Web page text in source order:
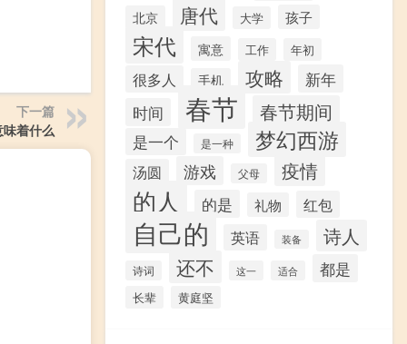
下一篇
着什么
北京 唐代 大学 孩子
宋代 寓意 工作 年初
很多人 手机 攻略
新年
时间
春节 春节期间
是一个 是一种 梦幻西游
汤圆 游戏 父母 疫情
的人 的是 礼物 红包
自己的 英语 装备 诗人
诗词 还不 这一 适合 都是
长辈 黄庭坚